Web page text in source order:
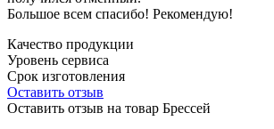
Большое всем спасибо! Рекомендую!
Качество продукции
Уровень сервиса
Срок изготовления
Оставить отзыв
Оставить отзыв на товар Брессей